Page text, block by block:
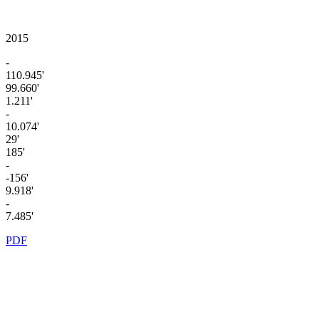
2015
-
110.945'
99.660'
1.211'
-
10.074'
29'
185'
-
-156'
9.918'
-
7.485'
PDF